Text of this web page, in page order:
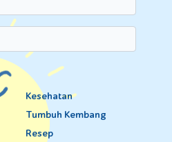
Kesehatan
Tumbuh Kembang
Resep